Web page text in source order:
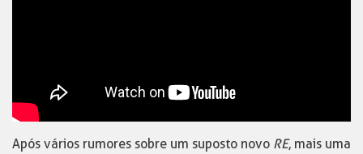
Após vários rumores sobre um suposto novo RE, mais uma